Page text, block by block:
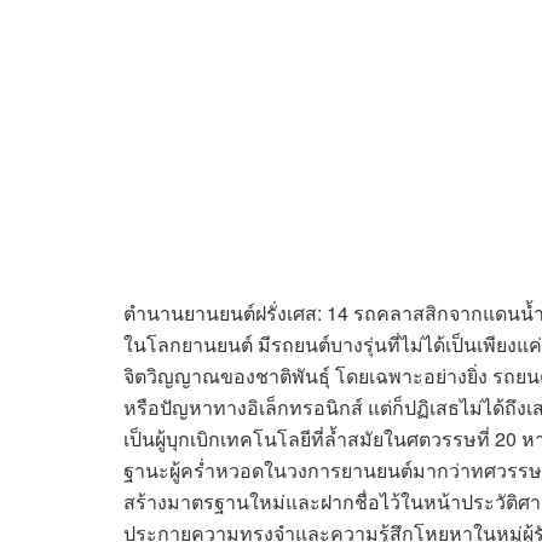
ตำนานยานยนต์ฝรั่งเศส: 14 รถคลาสสิกจากแด
ในโลกยานยนต์ มีรถยนต์บางรุ่นที่ไม่ได้เป็นเพียง
จิตวิญญาณของชาติพันธุ์ โดยเฉพาะอย่างยิ่ง รถยน
หรือปัญหาทางอิเล็กทรอนิกส์ แต่ก็ปฏิเสธไม่ได้ถึ
เป็นผู้บุกเบิกเทคโนโลยีที่ล้ำสมัยในศตวรรษที่ 20
ฐานะผู้คร่ำหวอดในวงการยานยนต์มากว่าทศวรร
สร้างมาตรฐานใหม่และฝากชื่อไว้ในหน้าประวัติ
ประกายความทรงจำและความรู้สึกโหยหาในหมู่